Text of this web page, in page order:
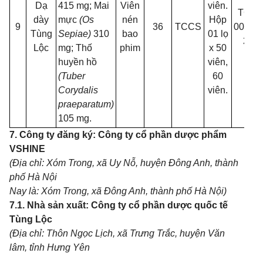
9
Dạ
dày
Tùng
Lộc
415 mg; Mai
mực (Os
Sepiae) 310
mg; Thố
huyền hồ
(Tuber
Corydalis
praeparatum)
105 mg.
Viên
nén
bao
phim
36 TCCS
viên.
Hộp
01 lọ
x 50
viên,
60
viên.
TCT-
00383-
26
7. Công ty đăng ký: Công ty cổ phần dược phẩm
VSHINE
(Địa chỉ: Xóm Trong, xã Uy Nỗ, huyện Đông Anh, thành
phố Hà Nội
Nay là: Xóm Trong, xã Đông Anh, thành phố Hà Nội)
7.1. Nhà sản xuất: Công ty cổ phần dược quốc tế
Tùng Lộc
(Địa chỉ: Thôn Ngọc Lịch, xã Trưng Trắc, huyện Văn
lâm, tỉnh Hưng Yên